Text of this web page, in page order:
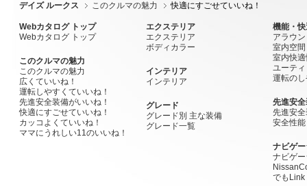
デイズ ルークス このクルマの魅力 快適にすごせていいね！
Webカタログ トップ
Webカタログ トップ
このクルマの魅力
このクルマの魅力
広くていいね！
運転しやすくていいね！
先進安全装備がいいね！
快適にすごせていいね！
カッコよくていいね！
ママにうれしい11のいいね！
エクステリア
エクステリア
ボディカラー
インテリア
インテリア
グレード
グレード別 主な装備
グレード一覧
機能・
アラウ
室内空間
室内快適
ユーテ
運転の
先進安
先進安
安全性能
ナビゲ
ナビゲ
でもLink